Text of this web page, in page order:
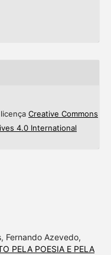
Creative Commons
4.0 International
Fernando Azevedo,
PELA POESIA E PELA